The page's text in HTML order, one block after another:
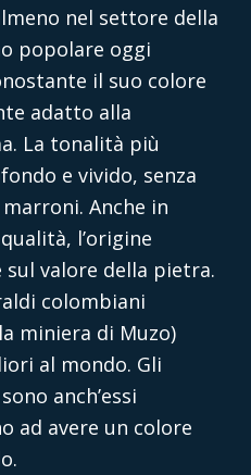
nel settore della
popolare oggi
il suo colore
adatto alla
La tonalità più
e vivido, senza
Anche in
l’origine
valore della pietra.
colombiani
miniera di Muzo)
al mondo. Gli
anch’essi
ad avere un colore